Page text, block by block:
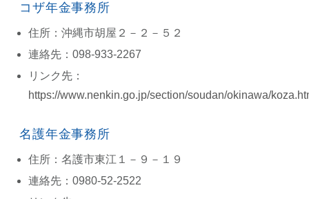
コザ年金事務所
住所：沖縄市胡屋２－２－５２
連絡先：098-933-2267
リンク先：
https://www.nenkin.go.jp/section/soudan/okinawa/
名護年金事務所
住所：名護市東江１－９－１９
連絡先：0980-52-2522